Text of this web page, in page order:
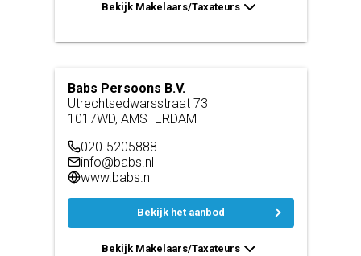
Bekijk Makelaars/Taxateurs
Babs Persoons B.V.
Utrechtsedwarsstraat 73
1017WD, AMSTERDAM
020-5205888
info@babs.nl
www.babs.nl
Bekijk het aanbod
Bekijk Makelaars/Taxateurs